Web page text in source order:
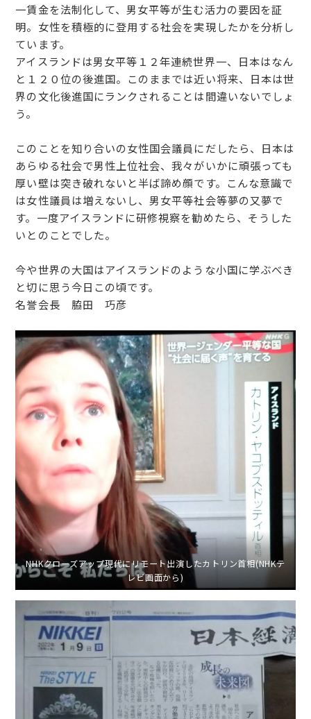
一賃金を法制化して、男女平等が生む活力の要因を証
明。女性を積極的に登用する社会を実現したかを分析し
ています。
アイスランドは男女平等１２年連続世界一、日本はなん
と１２０位の後進国。このままでは近い将来、日本は世
界の文化後進国にランクされることは間違いないでしょ
う。
このことを知り合いの女性国会議員にだしたら、日本は
あらゆる社会で男性上位社会、我々がいかに頑張っても
厚い壁は突き破れないと半ば諦め顔です。こんな意識で
は女性議員は増えないし、男女平等社会等夢の又夢で
す。一度アイスランドに研修視察を勧めたら、そうした
いとのことでした。
今や世界の大国はアイスランドのような小国に学ぶべき
と切に思う今日この頃です。
名誉会長 脇田 巧彦
NHKクローズアップ現代にリモート出演したカトリン首相(NHKテ
レビ画面から)